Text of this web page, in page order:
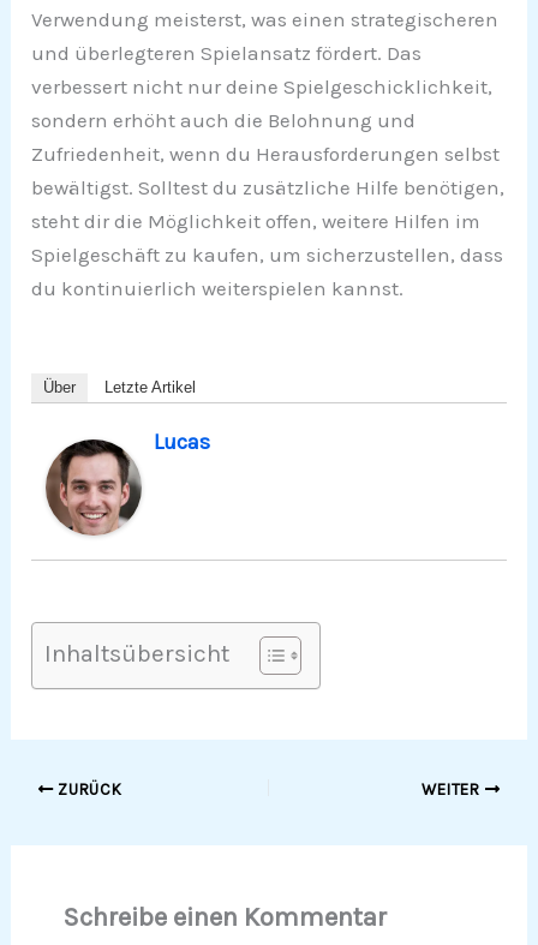
Verwendung meisterst, was einen strategischeren
und überlegteren Spielansatz fördert. Das
verbessert nicht nur deine Spielgeschicklichkeit,
sondern erhöht auch die Belohnung und
Zufriedenheit, wenn du Herausforderungen selbst
bewältigst. Solltest du zusätzliche Hilfe benötigen,
steht dir die Möglichkeit offen, weitere Hilfen im
Spielgeschäft zu kaufen, um sicherzustellen, dass
du kontinuierlich weiterspielen kannst.
Über Letzte Artikel
Lucas
Inhaltsübersicht
ZURÜCK WEITER
Schreibe einen Kommentar